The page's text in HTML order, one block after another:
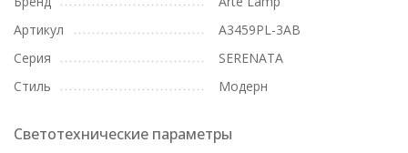
Артикул
A3459PL-3AB
Серия
SERENATA
Стиль
Модерн
Светотехнические параметры